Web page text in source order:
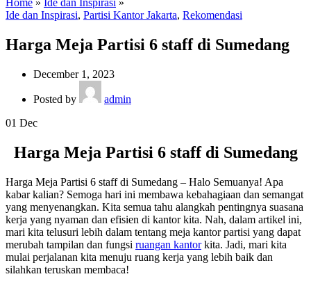
Home » Ide dan Inspirasi »
Ide dan Inspirasi, Partisi Kantor Jakarta, Rekomendasi
Harga Meja Partisi 6 staff di Sumedang
December 1, 2023
Posted by
admin
01 Dec
Harga Meja Partisi 6 staff di Sumedang
Harga Meja Partisi 6 staff di Sumedang – Halo Semuanya! Apa
kabar kalian? Semoga hari ini membawa kebahagiaan dan semangat
yang menyenangkan. Kita semua tahu alangkah pentingnya suasana
kerja yang nyaman dan efisien di kantor kita. Nah, dalam artikel ini,
mari kita telusuri lebih dalam tentang meja kantor partisi yang dapat
merubah tampilan dan fungsi ruangan kantorkita. Jadi, mari kita
mulai perjalanan kita menuju ruang kerja yang lebih baik dan
silahkan teruskan membaca!